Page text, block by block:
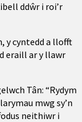
ddŵr i roi’r
y cyntedd a llofft
eraill ar y llawr
Tân: “Rydym
mwg sy’n
neithiwr i